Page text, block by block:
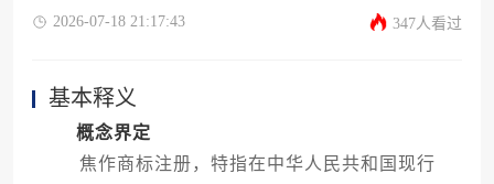
2026-07-18 21:17:43 347人看过
基本释义
概念界定
焦作商标注册，特指在中华人民共和国现行